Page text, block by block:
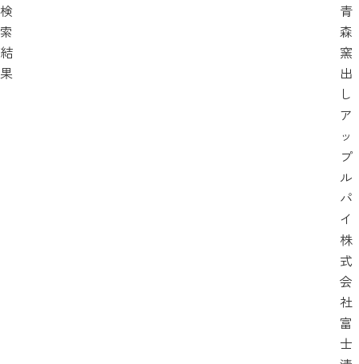
検
索
結
果
青
森
窯
出
し
ア
ッ
プ
ル
パ
イ
株
式
会
社
富
士